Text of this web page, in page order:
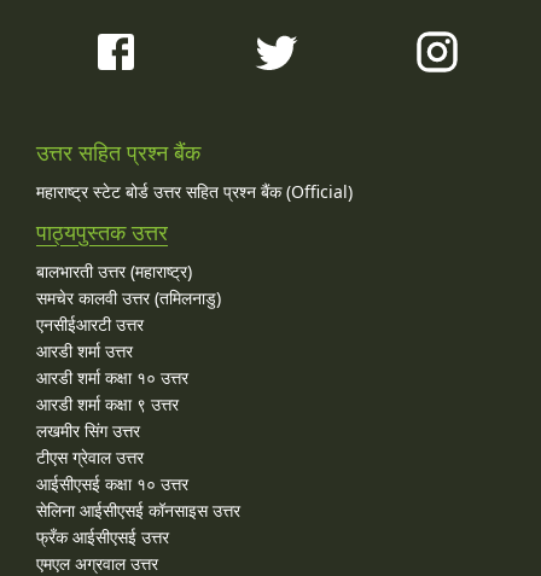
उत्तर सहित प्रश्न बैंक
महाराष्ट्र स्टेट बोर्ड उत्तर सहित प्रश्न बैंक (Official)
पाठ्यपुस्तक उत्तर
बालभारती उत्तर (महाराष्ट्र)
समचेर कालवी उत्तर (तमिलनाडु)
एनसीईआरटी उत्तर
आरडी शर्मा उत्तर
आरडी शर्मा कक्षा १० उत्तर
आरडी शर्मा कक्षा ९ उत्तर
लखमीर सिंग उत्तर
टीएस ग्रेवाल उत्तर
आईसीएसई कक्षा १० उत्तर
सेलिना आईसीएसई कॉनसाइस उत्तर
फ्रँक आईसीएसई उत्तर
एमएल अग्रवाल उत्तर